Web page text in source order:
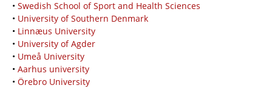
• Swedish School of Sport and Health Sciences
• University of Southern Denmark
• Linnæus University
• University of Agder
• Umeå University
• Aarhus university
• Örebro University